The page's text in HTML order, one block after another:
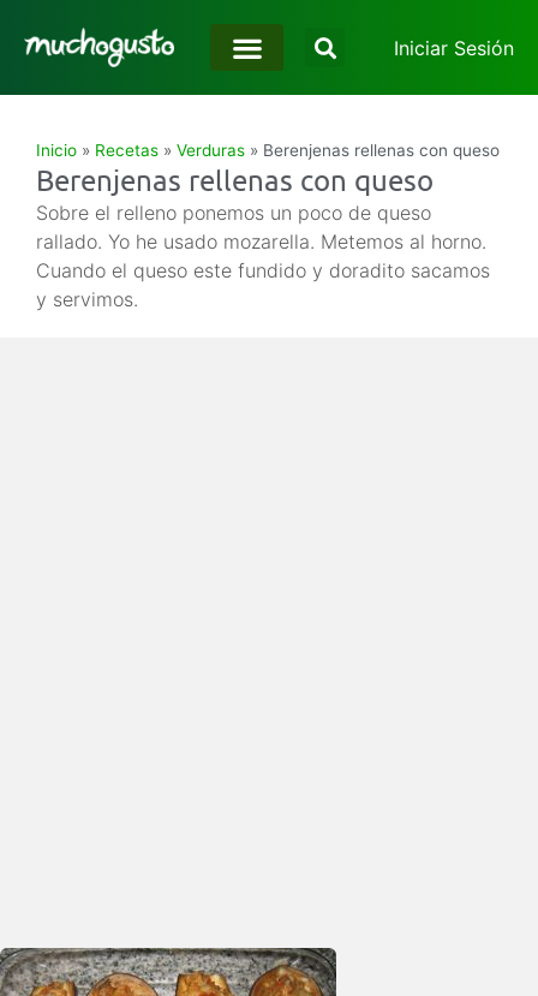
Iniciar Sesión
Inicio » Recetas » Verduras » Berenjenas rellenas con queso
Berenjenas rellenas con queso
Sobre el relleno ponemos un poco de queso
rallado. Yo he usado mozarella. Metemos al horno.
Cuando el queso este fundido y doradito sacamos
y servimos.